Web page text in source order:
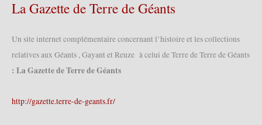
La Gazette de Terre de Géants
Un site internet complémentaire concernant l’histoire et les collections
relatives aux Géants , Gayant et Reuze à celui de Terre de Terre de Géants
: La Gazette de Terre de Géants
http://gazette.terre-de-geants.fr/